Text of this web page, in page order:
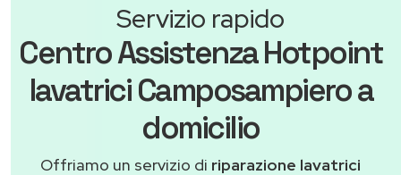
Servizio rapido
Centro Assistenza Hotpoint
lavatrici Camposampiero a
domicilio
Offriamo un servizio di riparazione lavatrici